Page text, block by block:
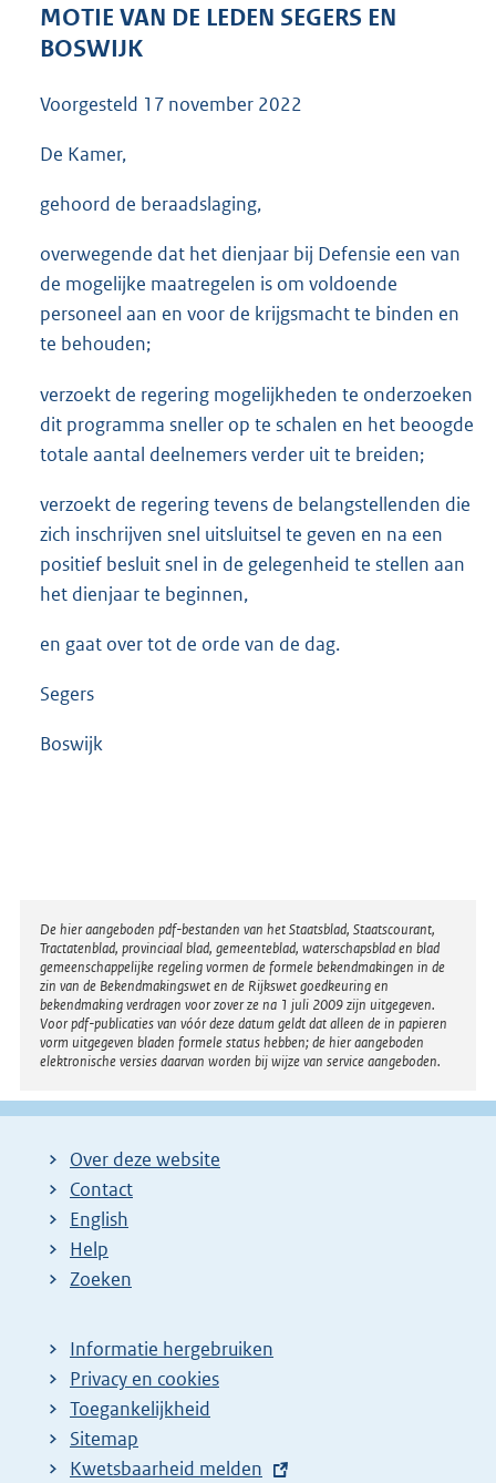
3
MOTIE VAN DE LEDEN SEGERS EN
BOSWIJK
Voorgesteld 17 november 2022
De Kamer,
gehoord de beraadslaging,
overwegende dat het dienjaar bij Defensie een van
de mogelijke maatregelen is om voldoende
personeel aan en voor de krijgsmacht te binden en
te behouden;
verzoekt de regering mogelijkheden te onderzoeken
dit programma sneller op te schalen en het beoogde
totale aantal deelnemers verder uit te breiden;
verzoekt de regering tevens de belangstellenden die
zich inschrijven snel uitsluitsel te geven en na een
positief besluit snel in de gelegenheid te stellen aan
het dienjaar te beginnen,
en gaat over tot de orde van de dag.
Segers
Boswijk
Disclaimer
De hier aangeboden pdf-bestanden van het Staatsblad, Staatscourant,
Tractatenblad, provinciaal blad, gemeenteblad, waterschapsblad en blad
gemeenschappelijke regeling vormen de formele bekendmakingen in de
zin van de Bekendmakingswet en de Rijkswet goedkeuring en
bekendmaking verdragen voor zover ze na 1 juli 2009 zijn uitgegeven.
Voor pdf-publicaties van vóór deze datum geldt dat alleen de in papieren
vorm uitgegeven bladen formele status hebben; de hier aangeboden
elektronische versies daarvan worden bij wijze van service aangeboden.
Over deze website
Contact
English
Help
Zoeken
Informatie hergebruiken
Privacy en cookies
Toegankelijkheid
Sitemap
E
Kwetsbaarheid melden